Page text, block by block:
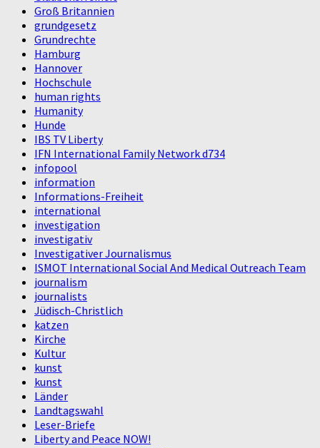
Groß Britannien
grundgesetz
Grundrechte
Hamburg
Hannover
Hochschule
human rights
Humanity
Hunde
IBS TV Liberty
IFN International Family Network d734
infopool
information
Informations-Freiheit
international
investigation
investigativ
Investigativer Journalismus
ISMOT International Social And Medical Outreach Team
journalism
journalists
Jüdisch-Christlich
katzen
Kirche
Kultur
kunst
kunst
Länder
Landtagswahl
Leser-Briefe
Liberty and Peace NOW!